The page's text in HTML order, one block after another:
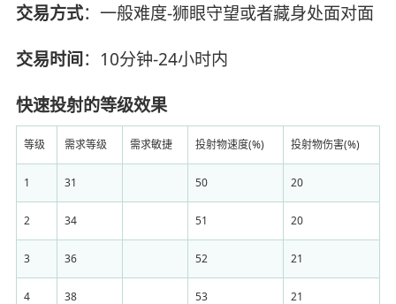
交易方式：一般难度-狮眼守望或者藏身处面对面
交易时间：10分钟-24小时内
快速投射的等级效果
等级 需求等级 需求敏捷 投射物速度(%) 投射物伤害(%)
1 31 50 20
2 34 51 20
3 36 52 21
4 38 53 21